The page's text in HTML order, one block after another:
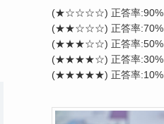
(★☆☆☆☆) 正答率:90%
(★★☆☆☆) 正答率:70%
(★★★☆☆) 正答率:50%
(★★★★☆) 正答率:30%
(★★★★★) 正答率:10%